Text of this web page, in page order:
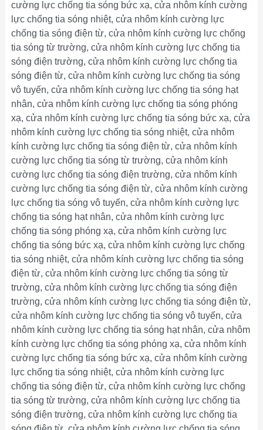
cường lực chống tia sóng bức xạ, cửa nhôm kính cường
lực chống tia sóng nhiệt, cửa nhôm kính cường lực
chống tia sóng điện từ, cửa nhôm kính cường lực chống
tia sóng từ trường, cửa nhôm kính cường lực chống tia
sóng điện trường, cửa nhôm kính cường lực chống tia
sóng điện từ, cửa nhôm kính cường lực chống tia sóng
vô tuyến, cửa nhôm kính cường lực chống tia sóng hạt
nhân, cửa nhôm kính cường lực chống tia sóng phóng
xạ, cửa nhôm kính cường lực chống tia sóng bức xạ, cửa
nhôm kính cường lực chống tia sóng nhiệt, cửa nhôm
kính cường lực chống tia sóng điện từ, cửa nhôm kính
cường lực chống tia sóng từ trường, cửa nhôm kính
cường lực chống tia sóng điện trường, cửa nhôm kính
cường lực chống tia sóng điện từ, cửa nhôm kính cường
lực chống tia sóng vô tuyến, cửa nhôm kính cường lực
chống tia sóng hạt nhân, cửa nhôm kính cường lực
chống tia sóng phóng xạ, cửa nhôm kính cường lực
chống tia sóng bức xạ, cửa nhôm kính cường lực chống
tia sóng nhiệt, cửa nhôm kính cường lực chống tia sóng
điện từ, cửa nhôm kính cường lực chống tia sóng từ
trường, cửa nhôm kính cường lực chống tia sóng điện
trường, cửa nhôm kính cường lực chống tia sóng điện từ,
cửa nhôm kính cường lực chống tia sóng vô tuyến, cửa
nhôm kính cường lực chống tia sóng hạt nhân, cửa nhôm
kính cường lực chống tia sóng phóng xạ, cửa nhôm kính
cường lực chống tia sóng bức xạ, cửa nhôm kính cường
lực chống tia sóng nhiệt, cửa nhôm kính cường lực
chống tia sóng điện từ, cửa nhôm kính cường lực chống
tia sóng từ trường, cửa nhôm kính cường lực chống tia
sóng điện trường, cửa nhôm kính cường lực chống tia